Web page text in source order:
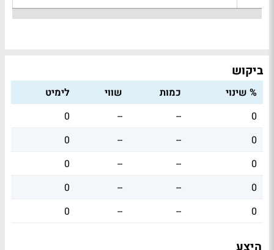
ביקוש
% שינוי כמות שווי
לימיט
0
--
--
0
0
--
--
0
0
--
--
0
0
--
--
0
0
--
--
0